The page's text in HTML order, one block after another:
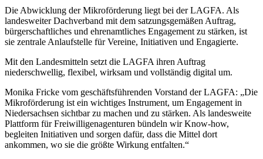
Die Abwicklung der Mikroförderung liegt bei der LAGFA. Als
landesweiter Dachverband mit dem satzungsgemäßen Auftrag,
bürgerschaftliches und ehrenamtliches Engagement zu stärken, ist
sie zentrale Anlaufstelle für Vereine, Initiativen und Engagierte.
Mit den Landesmitteln setzt die LAGFA ihren Auftrag
niederschwellig, flexibel, wirksam und vollständig digital um.
Monika Fricke vom geschäftsführenden Vorstand der LAGFA: „Die
Mikroförderung ist ein wichtiges Instrument, um Engagement in
Niedersachsen sichtbar zu machen und zu stärken. Als landesweite
Plattform für Freiwilligenagenturen bündeln wir Know-how,
begleiten Initiativen und sorgen dafür, dass die Mittel dort
ankommen, wo sie die größte Wirkung entfalten.“